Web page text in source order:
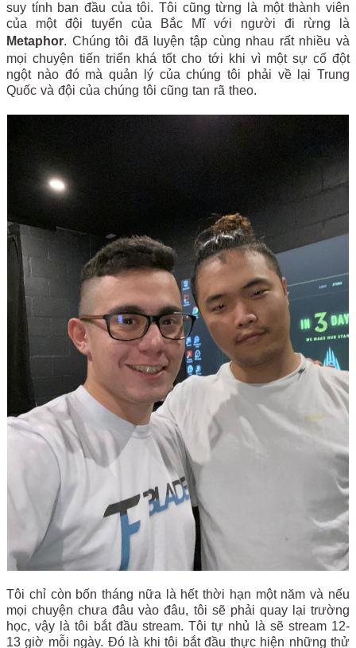
suy tính ban đầu của tôi. Tôi cũng từng là một thành viên
của một đội tuyển của Bắc Mĩ với người đi rừng là
Metaphor. Chúng tôi đã luyện tập cùng nhau rất nhiều và
mọi chuyện tiến triển khá tốt cho tới khi vì một sự cố đột
ngột nào đó mà quản lý của chúng tôi phải về lại Trung
Quốc và đội của chúng tôi cũng tan rã theo.
Tôi chỉ còn bốn tháng nữa là hết thời hạn một năm và nếu
mọi chuyện chưa đâu vào đâu, tôi sẽ phải quay lại trường
học, vậy là tôi bắt đầu stream. Tôi tự nhủ là sẽ stream 12-
13 giờ mỗi ngày. Đó là khi tôi bắt đầu thực hiện những thử